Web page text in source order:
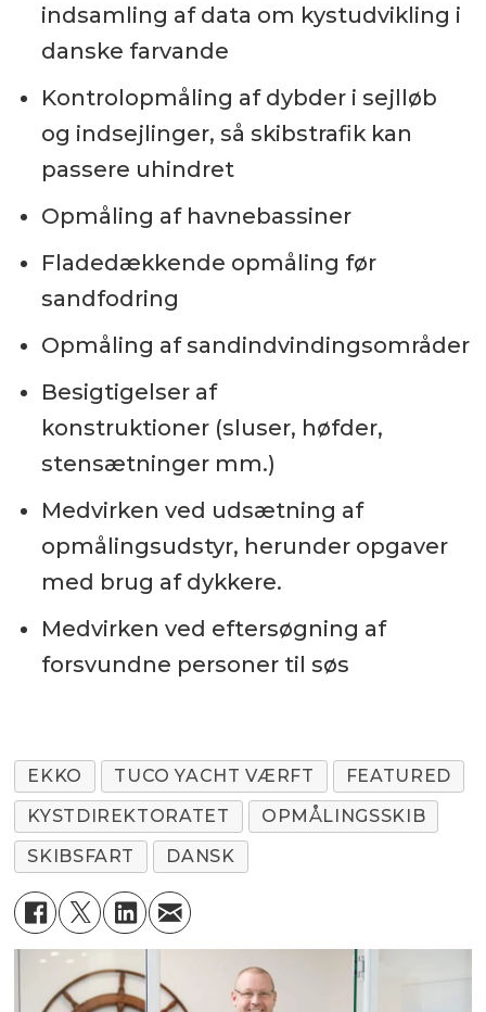
indsamling af data om kystudvikling i
danske farvande
Kontrolopmåling af dybder i sejlløb
og indsejlinger, så skibstrafik kan
passere uhindret
Opmåling af havnebassiner
Fladedækkende opmåling før
sandfodring
Opmåling af sandindvindingsområder
Besigtigelser af
konstruktioner (sluser, høfder,
stensætninger mm.)
Medvirken ved udsætning af
opmålingsudstyr, herunder opgaver
med brug af dykkere.
Medvirken ved eftersøgning af
forsvundne personer til søs
EKKO TUCO YACHT VÆRFT
FEATURED
KYSTDIREKTORATET
OPMÅLINGSSKIB
SKIBSFART
DANSK